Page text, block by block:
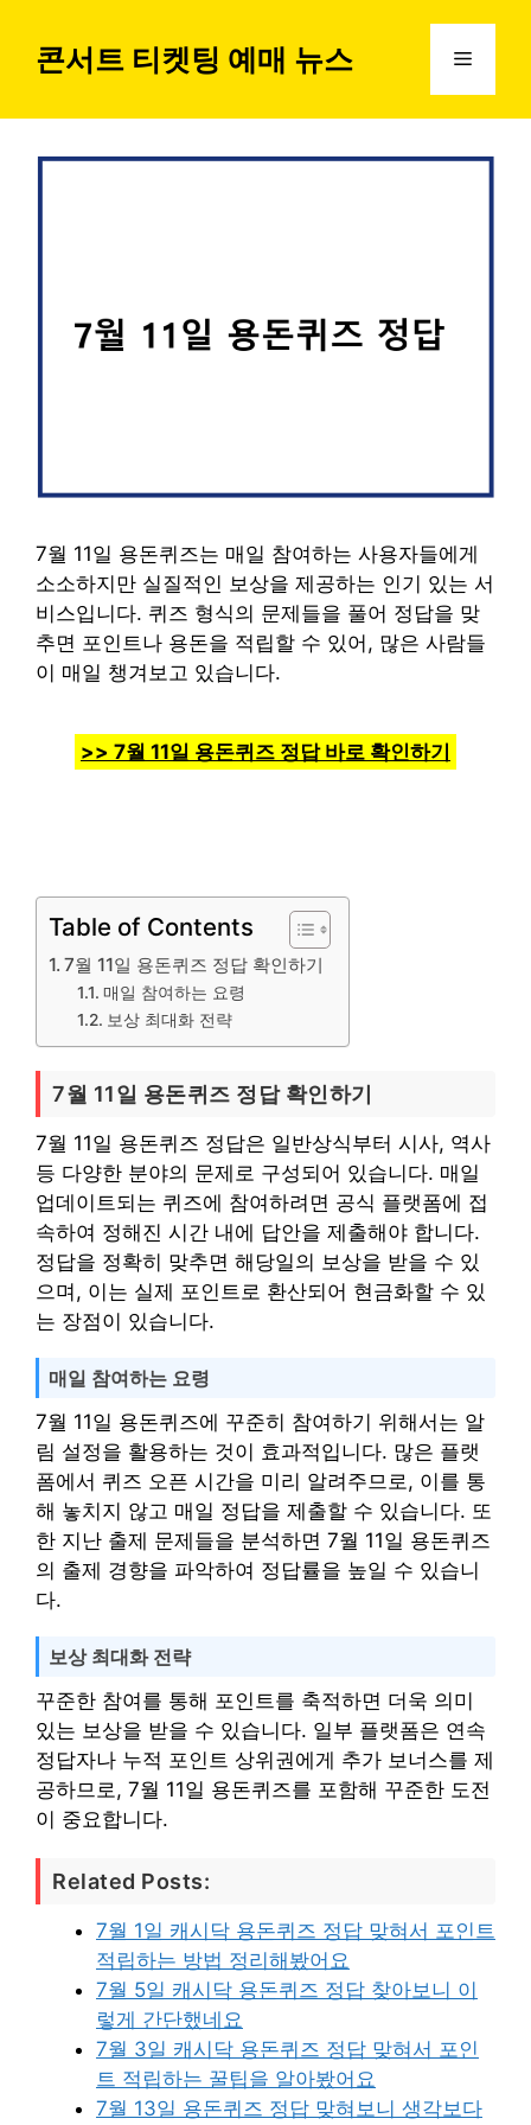
콘서트 티켓팅 예매 뉴스 메
7월 11일 용돈퀴즈는 매일 참여하는 사용자들에게
소소하지만 실질적인 보상을 제공하는 인기 있는 서
비스입니다. 퀴즈 형식의 문제들을 풀어 정답을 맞
추면 포인트나 용돈을 적립할 수 있어, 많은 사람들
이 매일 챙겨보고 있습니다.
>> 7월 11일 용돈퀴즈 정답 바로 확인하기
Table of Contents
7월 11일 용돈퀴즈 정답 확인하기
매일 참여하는 요령
보상 최대화 전략
7월 11일 용돈퀴즈 정답 확인하기
7월 11일 용돈퀴즈 정답은 일반상식부터 시사, 역사
등 다양한 분야의 문제로 구성되어 있습니다. 매일
업데이트되는 퀴즈에 참여하려면 공식 플랫폼에 접
속하여 정해진 시간 내에 답안을 제출해야 합니다.
정답을 정확히 맞추면 해당일의 보상을 받을 수 있
으며, 이는 실제 포인트로 환산되어 현금화할 수 있
는 장점이 있습니다.
매일 참여하는 요령
7월 11일 용돈퀴즈에 꾸준히 참여하기 위해서는 알
림 설정을 활용하는 것이 효과적입니다. 많은 플랫
폼에서 퀴즈 오픈 시간을 미리 알려주므로, 이를 통
해 놓치지 않고 매일 정답을 제출할 수 있습니다. 또
한 지난 출제 문제들을 분석하면 7월 11일 용돈퀴즈
의 출제 경향을 파악하여 정답률을 높일 수 있습니
다.
보상 최대화 전략
꾸준한 참여를 통해 포인트를 축적하면 더욱 의미
있는 보상을 받을 수 있습니다. 일부 플랫폼은 연속
정답자나 누적 포인트 상위권에게 추가 보너스를 제
공하므로, 7월 11일 용돈퀴즈를 포함해 꾸준한 도전
이 중요합니다.
Related Posts:
7월 1일 캐시닥 용돈퀴즈 정답 맞혀서 포인트
적립하는 방법 정리해봤어요
7월 5일 캐시닥 용돈퀴즈 정답 찾아보니 이
렇게 간단했네요
7월 3일 캐시닥 용돈퀴즈 정답 맞혀서 포인
트 적립하는 꿀팁을 알아봤어요
7월 13일 용돈퀴즈 정답 맞혀보니 생각보다